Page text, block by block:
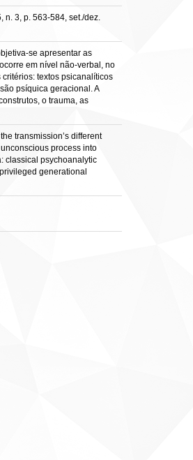
n. 3, p. 563-584, set./dez.
se apresentar as
em nível não-verbal, no
textos psicanalíticos
psíquica geracional. A
o trauma, as
transmission’s different
process into
classical psychoanalytic
generational